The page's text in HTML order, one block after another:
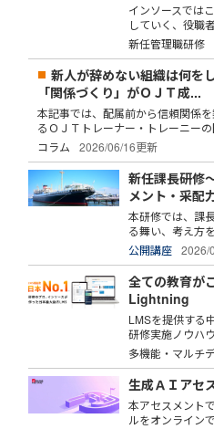
インソースでは
していく、役職
新任管理職研修
新人が辞めない組織は何を
「関係づくり」がＯＪＴ成...
本記事では、配属前から信頼関係
るＯＪＴトレーナー・トレーニー
コラム
2026/06/16更新
新任課長研修
メント・采配
本研修では、課
る舞い、考え方
公開講座
2026/
全ての教育
Lightning
LMSを提供する
研修実施ノウハ
多機能・マルチ
生成ＡＩアセ
本アセスメント
ルをオンライン